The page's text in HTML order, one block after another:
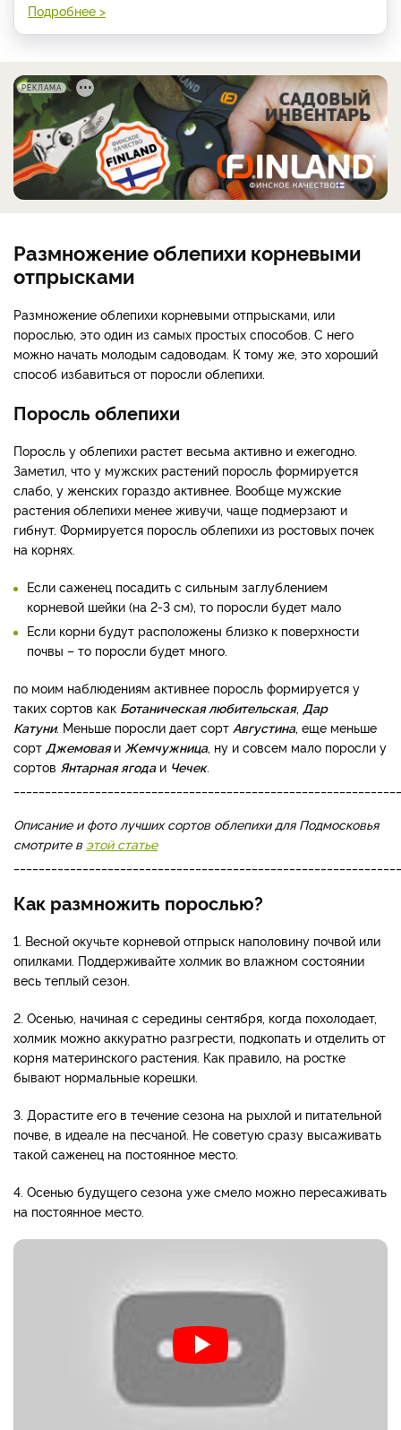
Подробнее >
РЕКЛАМА
Размножение облепихи корневыми
отпрысками
Размножение облепихи корневыми отпрысками, или
порослью, это один из самых простых способов. С него
можно начать молодым садоводам. К тому же, это хороший
способ избавиться от поросли облепихи.
Поросль облепихи
Поросль у облепихи растет весьма активно и ежегодно.
Заметил, что у мужских растений поросль формируется
слабо, у женских гораздо активнее. Вообще мужские
растения облепихи менее живучи, чаще подмерзают и
гибнут. Формируется поросль облепихи из ростовых почек
на корнях.
Если саженец посадить с сильным заглублением
корневой шейки (на 2-3 см), то поросли будет мало
Если корни будут расположены близко к поверхности
почвы – то поросли будет много.
по моим наблюдениям активнее поросль формируется у
таких сортов как Ботаническая любительская, Дар
Катуни. Меньше поросли дает сорт Августина, еще меньше
сорт Джемоваяи Жемчужница, ну и совсем мало поросли у
сортов Янтарная ягодаи Чечек.
Описание и фото лучших сортов облепихи для Подмосковья
смотрите в этой статье
Как размножить порослью?
1. Весной окучьте корневой отпрыск наполовину почвой или
опилками. Поддерживайте холмик во влажном состоянии
весь теплый сезон.
2. Осенью, начиная с середины сентября, когда похолодает,
холмик можно аккуратно разгрести, подкопать и отделить от
корня материнского растения. Как правило, на ростке
бывают нормальные корешки.
3. Дорастите его в течение сезона на рыхлой и питательной
почве, в идеале на песчаной. Не советую сразу высаживать
такой саженец на постоянное место.
4. Осенью будущего сезона уже смело можно пересаживать
на постоянное место.